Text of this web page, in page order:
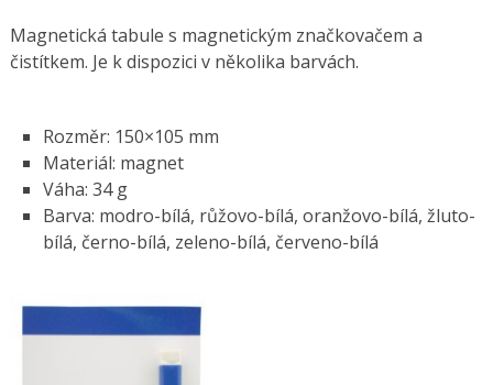
Magnetická tabule s magnetickým značkovačem a
čistítkem. Je k dispozici v několika barvách.
Rozměr: 150×105 mm
Materiál: magnet
Váha: 34 g
Barva: modro-bílá, růžovo-bílá, oranžovo-bílá, žluto-
bílá, černo-bílá, zeleno-bílá, červeno-bílá